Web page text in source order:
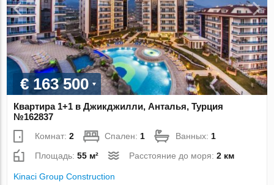
€ 163 500
Квартира 1+1 в Джикджилли, Анталья, Турция
№162837
Комнат:2 Спален: 1 Ванных: 1
Площадь:55 м² Расстояние до моря:2 км
Kinaci Group Construction